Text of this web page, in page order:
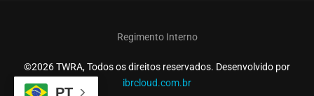
Regimento Interno
©2026 TWRA, Todos os direitos reservados. Desenvolvido por
ibrcloud.com.br
PT